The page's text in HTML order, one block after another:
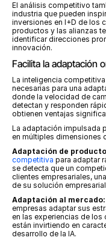
El análisis competitivo
industria que pueden
inversiones en I+D de los
productos y las alianzas
identificar direcciones
innovación.
Facilita la adaptación
La inteligencia
necesarias para una
donde la velocidad de
detectan y responden
obtienen ventajas
La adaptación impulsada
en múltiples dimensiones
Adaptación de
competitiva para adaptar
se detecta que un
clientes empresariales,
de su solución
Adaptación al mercado:
empresas adaptar sus
en las experiencias de
están invirtiendo en
desarrollo de la IA.